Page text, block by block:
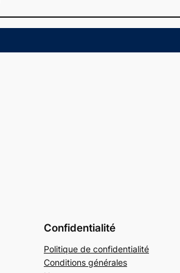
Confidentialité
Politique de confidentialité
Conditions générales